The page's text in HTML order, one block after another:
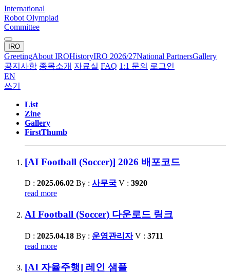
International
Robot Olympiad
Committee
IRO
GreetingAbout IROHistoryIRO 2026/27National PartnersGallery
공지사항 종목소개 자료실 FAQ 1:1 문의 로그인
EN
쓰기
List
Zine
Gallery
FirstThumb
[AI Football (Soccer)] 2026 배포코드
D : 2025.06.02 By : 사무국 V : 3920
read more
AI Football (Soccer) 다운로드 링크
D : 2025.04.18 By : 운영관리자 V : 3711
read more
[AI 자율주행] 레인 샘플